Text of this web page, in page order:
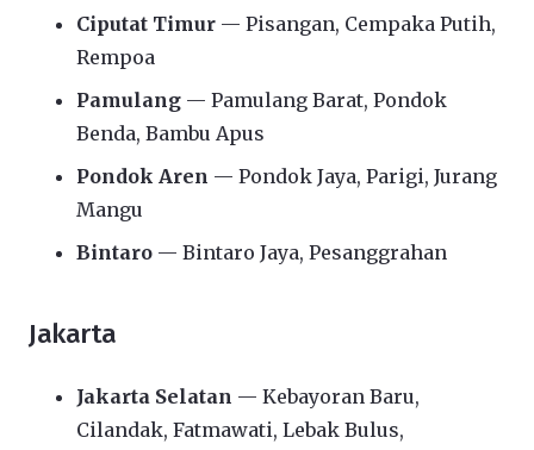
Ciputat Timur — Pisangan, Cempaka Putih,
Rempoa
Pamulang — Pamulang Barat, Pondok
Benda, Bambu Apus
Pondok Aren — Pondok Jaya, Parigi, Jurang
Mangu
Bintaro — Bintaro Jaya, Pesanggrahan
Jakarta
Jakarta Selatan — Kebayoran Baru,
Cilandak, Fatmawati, Lebak Bulus,